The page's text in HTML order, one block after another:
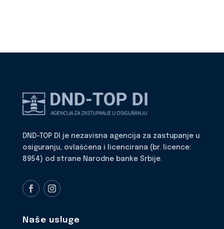
DND-TOP DI je nezavisna agencija za zastupanje u
osiguranju, ovlašćena i licencirana (br. licence:
8954) od strane Narodne banke Srbije.
Naše usluge